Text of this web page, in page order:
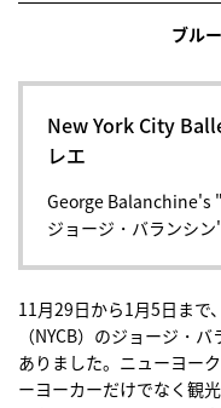
ブル
New York City
レエ
George Balanchine's
ジョージ・バランシン
11月29日から1月5日まで
（NYCB）のジョージ・
ありました。ニューヨー
ーヨーカーだけでなく観